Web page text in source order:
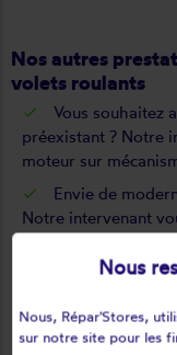
Nos autres
volets roulants
Vous souhaitez
préexistant ? Notre
moteur sur
Envie de
Notre intervenant
Vous souhaitez
Nous
Nous, Répar'Stores,
sur notre site pour les